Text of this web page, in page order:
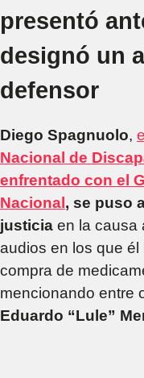
presentó
designó un
defensor
Diego Spagnuolo,
Nacional de
enfrentado con el
Nacional , se puso
justicia en la causa
audios en los que
compra de
mencionando entre
Eduardo “Lule”